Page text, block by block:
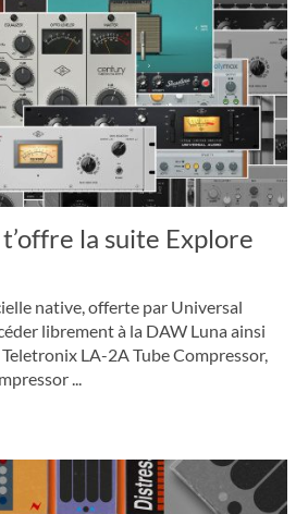
la suite Explore
native, offerte par Universal
librement à la DAW Luna ainsi
LA-2A Tube Compressor,
...